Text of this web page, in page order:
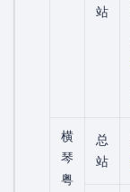
站
横
琴
粤
总
站